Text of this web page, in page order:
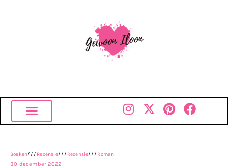
Boeken/// Recensie/// Recensie/// Roman
30 december 2022